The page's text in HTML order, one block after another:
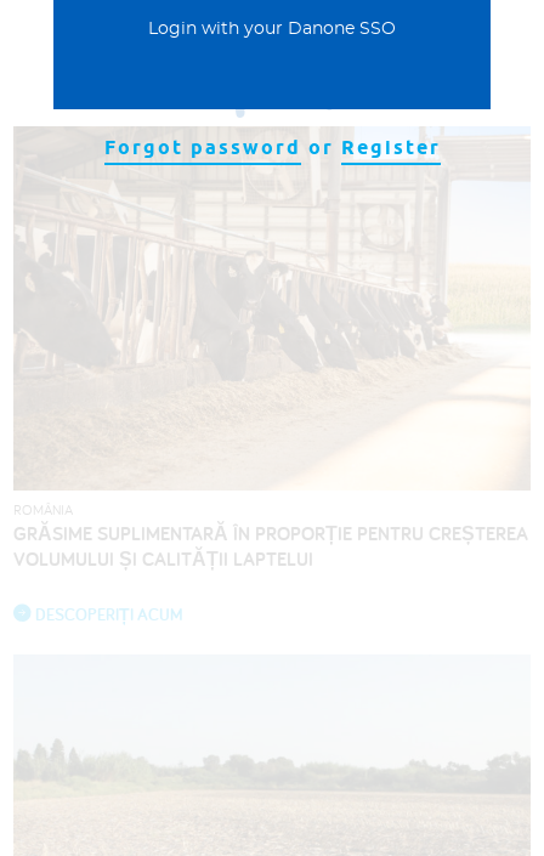
De pe teren
ROMÂNIA
GRĂSIME SUPLIMENTARĂ ÎN PROPORȚIE PENTRU CREȘTEREA
VOLUMULUI ȘI CALITĂȚII LAPTELUI
DESCOPERIȚI ACUM
Login with your Danone SSO
Forgot password or Register